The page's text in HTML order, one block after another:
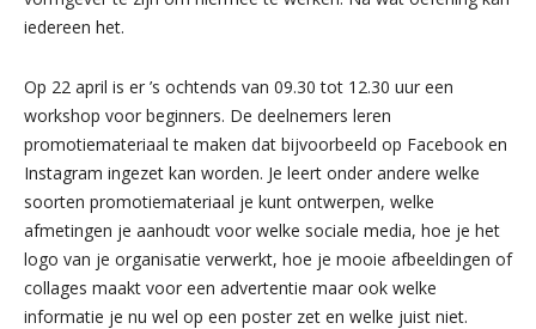
iedereen het.
Op 22 april is er ’s ochtends van 09.30 tot 12.30 uur een
workshop voor beginners. De deelnemers leren
promotiemateriaal te maken dat bijvoorbeeld op Facebook en
Instagram ingezet kan worden. Je leert onder andere welke
soorten promotiemateriaal je kunt ontwerpen, welke
afmetingen je aanhoudt voor welke sociale media, hoe je het
logo van je organisatie verwerkt, hoe je mooie afbeeldingen of
collages maakt voor een advertentie maar ook welke
informatie je nu wel op een poster zet en welke juist niet.